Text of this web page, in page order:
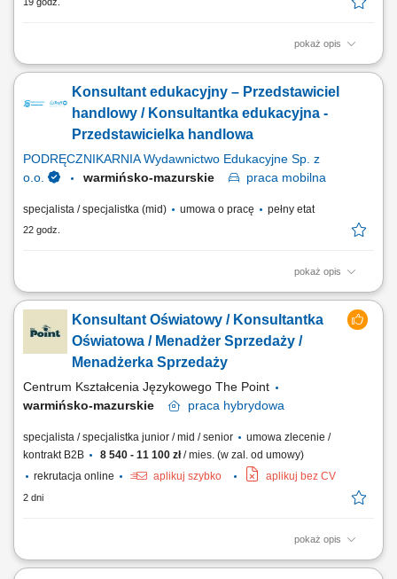
pokaż opis
Opis stanowiska: Kontaktowanie się z klientami z przypisanego portfolio
Analizowanie i opracowywanie strategii zarządzania i dosprzedaży kont
klientów; Rozwiązywanie problemów i doradzanie klientom w celu
zapewnienia...
Konsultant edukacyjny – Przedstawiciel
handlowy / Konsultantka edukacyjna -
Przedstawicielka handlowa
PODRĘCZNIKARNIA Wydawnictwo Edukacyjne Sp. z
o.o.
warmińsko-mazurskie praca mobilna
specjalista / specjalistka (mid) umowa o pracę pełny etat
22 godz.
pokaż opis
Twoje zadania aktywne pozyskiwanie nowych klientów i rozwijanie
relacji z obecnymi placówkami, prowadzenie spotkań i prezentacji
sprzedażowych u klientów, sprzedaż pakietów edukacyjnych, pomocy
dydaktycznych, zabawek, elektroniki i wybranych usług,
przygotowywanie ofert dopasowanych do...
Konsultant Oświatowy / Konsultantka
Oświatowa / Menadżer Sprzedaży /
Menadżerka Sprzedaży
Centrum Kształcenia Językowego The Point
warmińsko-mazurskie
praca hybrydowa
specjalista / specjalistka junior / mid / senior
umowa zlecenie /
kontrakt B2B
8 540 - 11 100 zł/ mies. (w zal. od umowy)
rekrutacja online
aplikuj szybko aplikuj bez CV
2 dni
pokaż opis
Czym zajmuje się Konsultant Oświatowy / Konsultantka Oświatowa?